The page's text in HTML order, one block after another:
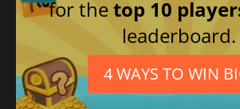
for thetop 10
leaderboard.
4 WAYS TO WIN